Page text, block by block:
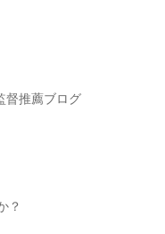
督推薦ブログ
？